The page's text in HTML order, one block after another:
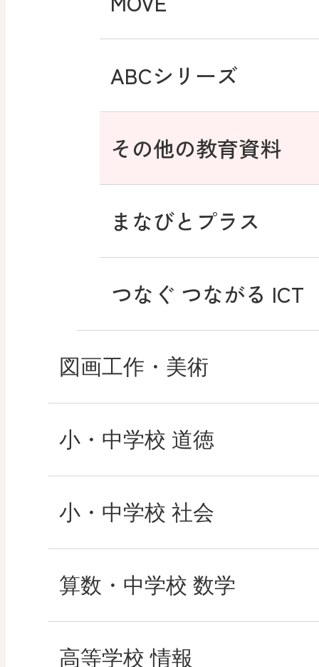
ABCシリーズ
その他の教育資料
まなびとプラス
つなぐ つながる ICT
図画工作・美術
形 forme
十人虹色 ～「違う」
図工のみかた
高校教科書×美術館
小・中学校 道徳
どうとくのひろば
どうする？とくだ先
―マンガで考える道
小・中学校 社会
社会科NAVI
マンガでわかる社会
算数・中学校 数学
ROOT
高等学校 情報